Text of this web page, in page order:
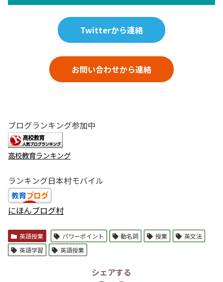
Twitterから連絡
お問い合わせから連絡
ブログランキング参加中
高校教育ランキング
ランキング日本村モバイル
にほんブログ村
英語授業 パワーポイント 動名詞 授業
英文法
英語学習
英語授業
シェアする